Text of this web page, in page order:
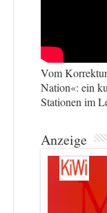
Vom
Nation«: ein
Stationen im
Anzeige